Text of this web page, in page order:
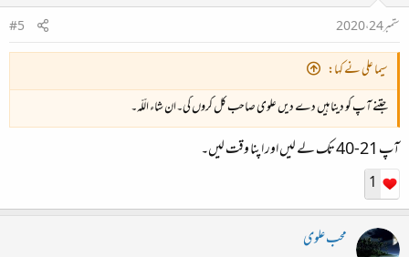
ستمبر 24، 2020
#5
سیما علی نے کہا:
جتنے آپ کو دینا ہیں دے دیں علوی صاحب کل کروں گی۔ان شاء الّلّہ۔
آپ 21-40 تک لے لیں اور اپنا وقت لیں۔
1
محب علوی